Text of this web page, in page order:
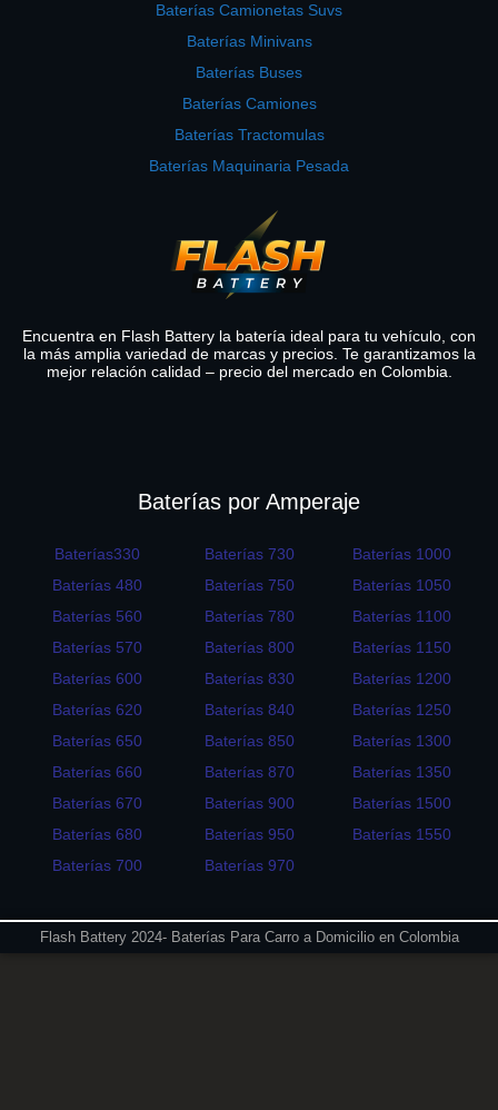
Baterías Camionetas Suvs
Baterías Minivans
Baterías Buses
Baterías Camiones
Baterías Tractomulas
Baterías Maquinaria Pesada
Encuentra en Flash Battery la batería ideal para tu vehículo, con
la más amplia variedad de marcas y precios. Te garantizamos la
mejor relación calidad – precio del mercado en Colombia.
Baterías por Amperaje
Baterías330
Baterías 480
Baterías 560
Baterías 570
Baterías 600
Baterías 620
Baterías 650
Baterías 660
Baterías 670
Baterías 680
Baterías 700
Baterías 730
Baterías 750
Baterías 780
Baterías 800
Baterías 830
Baterías 840
Baterías 850
Baterías 870
Baterías 900
Baterías 950
Baterías 970
Baterías 1000
Baterías 1050
Baterías 1100
Baterías 1150
Baterías 1200
Baterías 1250
Baterías 1300
Baterías 1350
Baterías 1500
Baterías 1550
Flash Battery 2024- Baterías Para Carro a Domicilio en Colombia